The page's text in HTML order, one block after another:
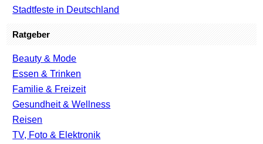
Stadtfeste in Deutschland
Ratgeber
Beauty & Mode
Essen & Trinken
Familie & Freizeit
Gesundheit & Wellness
Reisen
TV, Foto & Elektronik